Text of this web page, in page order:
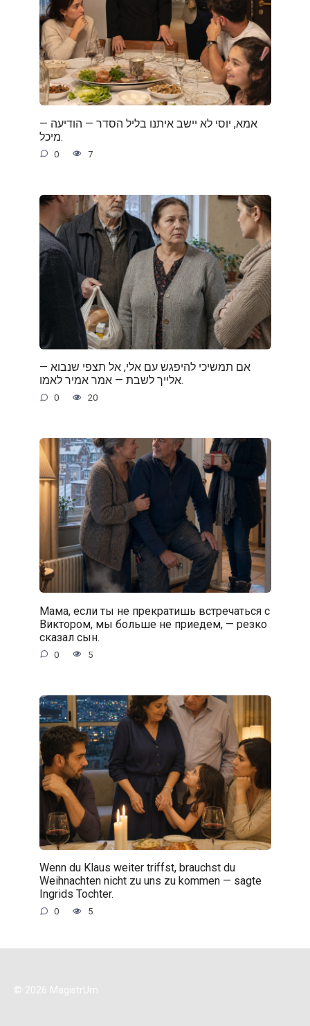
— אמא, יוסי לא יישב איתנו בליל הסדר — הודיעה
מיכל.
0 7
— אם תמשיכי להיפגש עם אלי, אל תצפי שנבוא
אלייך לשבת — אמר אמיר לאמו.
0 20
Мама, если ты не прекратишь встречаться с
Виктором, мы больше не приедем, — резко
сказал сын.
0 5
Wenn du Klaus weiter triffst, brauchst du
Weihnachten nicht zu uns zu kommen — sagte
Ingrids Tochter.
0 5
© 2026 MagistrUm